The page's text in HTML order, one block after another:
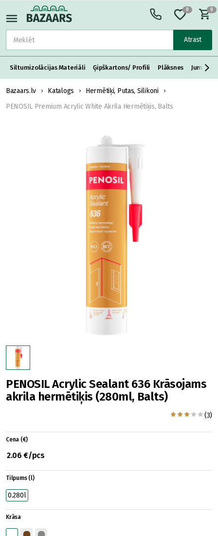
Atrast
0 0
Siltumizolācijas Materiāli Ģipškartons/ Profili Plāksnes Jumta
Bazaars.lv Katalogs
Hermētiķi, Putas, Silikoni
PENOSIL Premium Acrylic White Akrila Hermētiķis, Balts
PENOSIL Acrylic Sealant 636 Krāsojams
akrila hermētiķis (280ml, Balts)
(3)
Cena (€)
2.06 €/pcs
Tilpums (l)
0.280l
Krāsa